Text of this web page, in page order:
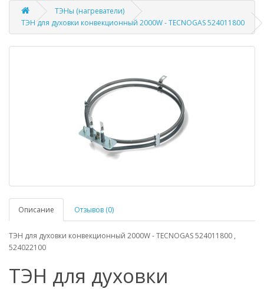
ТЭНы (нагреватели)
ТЭН для духовки конвекционный 2000W - TECNOGAS 524011800
Описание Отзывов (0)
ТЭН для духовки конвекционный 2000W - TECNOGAS 524011800 ,
524022100
ТЭН для духовки